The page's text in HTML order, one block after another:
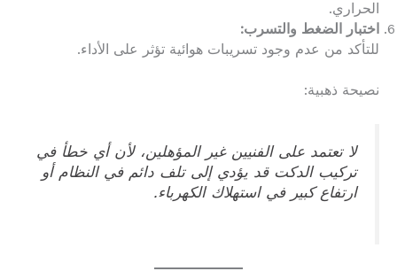
الحراري.
اختبار الضغط والتسرب:
للتأكد من عدم وجود تسريبات هوائية تؤثر على الأداء.
نصيحة ذهبية:
لا تعتمد على الفنيين غير المؤهلين، لأن أي خطأ في
تركيب الدكت قد يؤدي إلى تلف دائم في النظام أو
ارتفاع كبير في استهلاك الكهرباء.